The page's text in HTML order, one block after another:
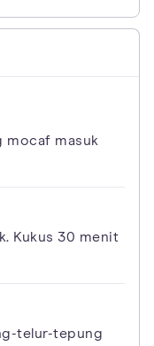
mocaf masuk
Kukus 30 menit
telur-tepung